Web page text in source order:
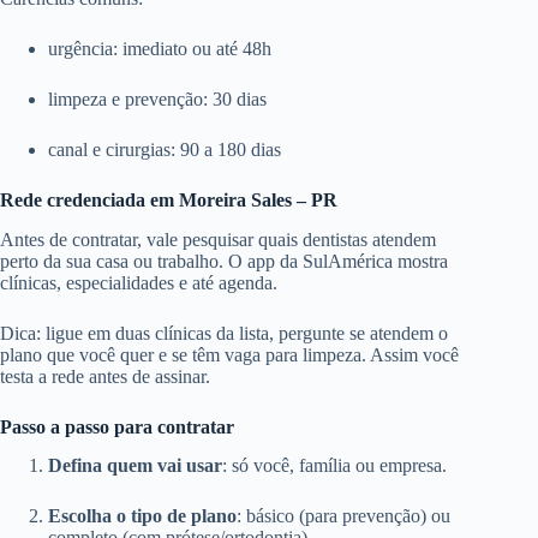
urgência: imediato ou até 48h
limpeza e prevenção: 30 dias
canal e cirurgias: 90 a 180 dias
Rede credenciada em Moreira Sales – PR
Antes de contratar, vale pesquisar quais dentistas atendem
perto da sua casa ou trabalho. O app da SulAmérica mostra
clínicas, especialidades e até agenda.
Dica: ligue em duas clínicas da lista, pergunte se atendem o
plano que você quer e se têm vaga para limpeza. Assim você
testa a rede antes de assinar.
Passo a passo para contratar
Defina quem vai usar: só você, família ou empresa.
Escolha o tipo de plano: básico (para prevenção) ou